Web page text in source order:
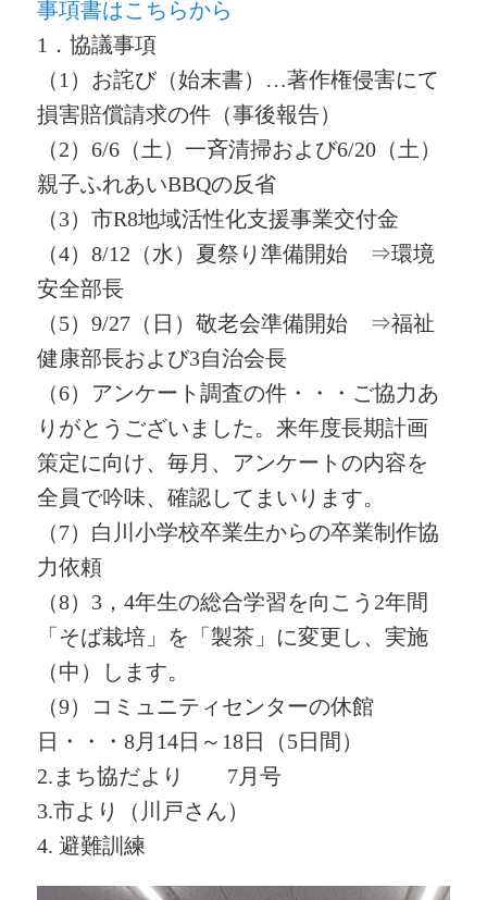
事項書はこちらから
1．協議事項
（1）お詫び（始末書）…著作権侵害にて
損害賠償請求の件（事後報告）
（2）6/6（土）一斉清掃および6/20（土）
親子ふれあいBBQの反省
（3）市R8地域活性化支援事業交付金
（4）8/12（水）夏祭り準備開始 ⇒環境
安全部長
（5）9/27（日）敬老会準備開始 ⇒福祉
健康部長および3自治会長
（6）アンケート調査の件・・・ご協力あ
りがとうございました。 来年度長期計画
策定に向け、毎月、アンケートの内容を
全員で吟味、確認してまいります。
（7）白川小学校卒業生からの卒業制作協
力依頼
（8）3，4年生の総合学習を向こう2年間
「そば栽培」を「製茶」に変更し、実施
（中）します。
（9）コミュニティセンターの休館
日・・・8月14日～18日（5日間）
2.まち協だより 7月号
3.市より（川戸さん）
4. 避難訓練